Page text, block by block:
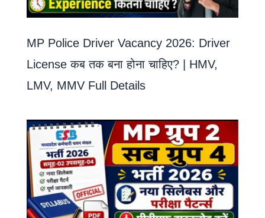
MP Police Driver Vacancy 2026: Driver
License कब तक बना होना चाहिए? | HMV,
LMV, MMV Full Details